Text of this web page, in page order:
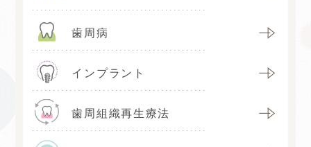
歯周病
インプラント
歯周組織再生療法